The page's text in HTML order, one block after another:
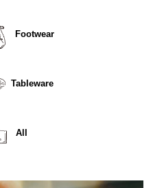
Footwear
Tableware
All